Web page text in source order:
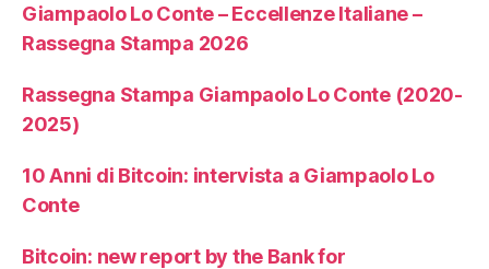
Giampaolo Lo Conte – Eccellenze Italiane –
Rassegna Stampa 2026
Rassegna Stampa Giampaolo Lo Conte (2020-
2025)
10 Anni di Bitcoin: intervista a Giampaolo Lo
Conte
Bitcoin: new report by the Bank for